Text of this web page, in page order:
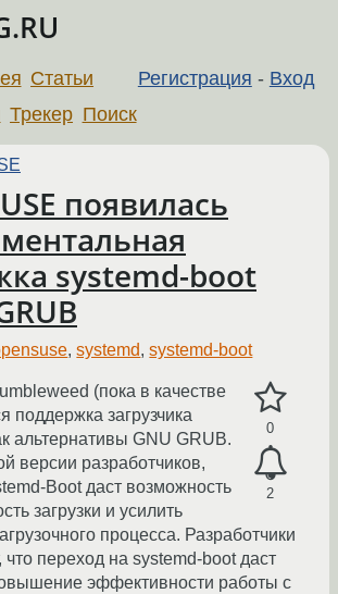
Регистрация - Вход
Статьи
Трекер Поиск
появилась
systemd-boot
,systemd,systemd-boot
0
2
(пока в качестве
поддержка загрузчика
альтернативы GNU GRUB.
версии разработчиков,
Boot даст возможность
загрузки и усилить
процесса. Разработчики
переход на systemd-boot даст
эффективности работы с